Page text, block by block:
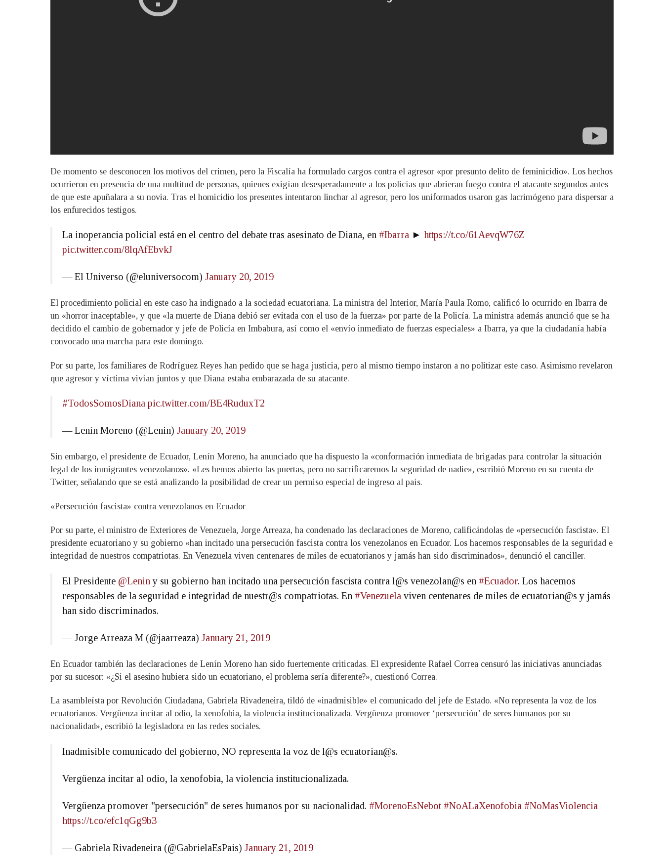
De momento se desconocen los motivos del crimen, pero la Fiscalía ha formulado cargos contra el agresor «por presunto delito de feminicidio». Los hechos
ocurrieron en presencia de una multitud de personas, quienes exigían desesperadamente a los policías que abrieran fuego contra el atacante segundos antes
de que este apuñalara a su novia. Tras el homicidio los presentes intentaron linchar al agresor, pero los uniformados usaron gas lacrimógeno para dispersar a
los enfurecidos testigos.
La inoperancia policial está en el centro del debate tras asesinato de Diana, en #Ibarra ► https://t.co/61AevqW76Z
pic.twitter.com/8lqAfEbvkJ
— El Universo (@eluniversocom) January 20, 2019
El procedimiento policial en este caso ha indignado a la sociedad ecuatoriana. La ministra del Interior, María Paula Romo, calificó lo ocurrido en Ibarra de
un «horror inaceptable», y que «la muerte de Diana debió ser evitada con el uso de la fuerza» por parte de la Policía. La ministra además anunció que se ha
decidido el cambio de gobernador y jefe de Policía en Imbabura, así como el «envío inmediato de fuerzas especiales» a Ibarra, ya que la ciudadanía había
convocado una marcha para este domingo.
Por su parte, los familiares de Rodríguez Reyes han pedido que se haga justicia, pero al mismo tiempo instaron a no politizar este caso. Asimismo revelaron
que agresor y víctima vivían juntos y que Diana estaba embarazada de su atacante.
#TodosSomosDiana pic.twitter.com/BE4RuduxT2
— Lenín Moreno (@Lenin) January 20, 2019
Sin embargo, el presidente de Ecuador, Lenín Moreno, ha anunciado que ha dispuesto la «conformación inmediata de brigadas para controlar la situación
legal de los inmigrantes venezolanos». «Les hemos abierto las puertas, pero no sacrificaremos la seguridad de nadie», escribió Moreno en su cuenta de
Twitter, señalando que se está analizando la posibilidad de crear un permiso especial de ingreso al país.
«Persecución fascista» contra venezolanos en Ecuador
Por su parte, el ministro de Exteriores de Venezuela, Jorge Arreaza, ha condenado las declaraciones de Moreno, calificándolas de «persecución fascista». El
presidente ecuatoriano y su gobierno «han incitado una persecución fascista contra los venezolanos en Ecuador. Los hacemos responsables de la seguridad e
integridad de nuestros compatriotas. En Venezuela viven centenares de miles de ecuatorianos y jamás han sido discriminados», denunció el canciller.
El Presidente @Lenin y su gobierno han incitado una persecución fascista contra l@s venezolan@s en #Ecuador. Los hacemos
responsables de la seguridad e integridad de nuestr@s compatriotas. En #Venezuela viven centenares de miles de ecuatorian@s y jamás
han sido discriminados.
— Jorge Arreaza M (@jaarreaza) January 21, 2019
En Ecuador también las declaraciones de Lenín Moreno han sido fuertemente criticadas. El expresidente Rafael Correa censuró las iniciativas anunciadas
por su sucesor: «¿Si el asesino hubiera sido un ecuatoriano, el problema sería diferente?», cuestionó Correa.
La asambleísta por Revolución Ciudadana, Gabriela Rivadeneira, tildó de «inadmisible» el comunicado del jefe de Estado. «No representa la voz de los
ecuatorianos. Vergüenza incitar al odio, la xenofobia, la violencia institucionalizada. Vergüenza promover ‘persecución’ de seres humanos por su
nacionalidad», escribió la legisladora en las redes sociales.
Inadmisible comunicado del gobierno, NO representa la voz de l@s ecuatorian@s.
Vergüenza incitar al odio, la xenofobia, la violencia institucionalizada.
Vergüenza promover "persecución" de seres humanos por su nacionalidad. #MorenoEsNebot #NoALaXenofobia #NoMasViolencia
https://t.co/efc1qGg9b3
— Gabriela Rivadeneira (@GabrielaEsPais) January 21, 2019